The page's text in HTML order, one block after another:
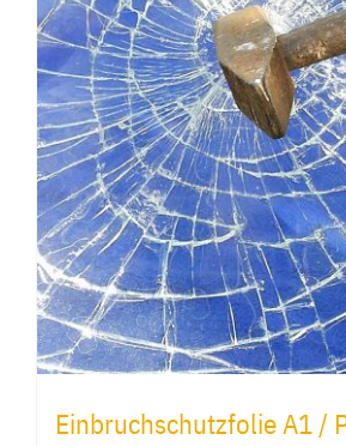
Einbruchschutzfolie A1 /